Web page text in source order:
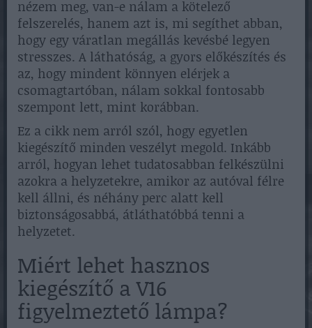
nézem meg, van-e nálam a kötelező
felszerelés, hanem azt is, mi segíthet abban,
hogy egy váratlan megállás kevésbé legyen
stresszes. A láthatóság, a gyors előkészítés és
az, hogy mindent könnyen elérjek a
csomagtartóban, nálam sokkal fontosabb
szempont lett, mint korábban.
Ez a cikk nem arról szól, hogy egyetlen
kiegészítő minden veszélyt megold. Inkább
arról, hogyan lehet tudatosabban felkészülni
azokra a helyzetekre, amikor az autóval félre
kell állni, és néhány perc alatt kell
biztonságosabbá, átláthatóbbá tenni a
helyzetet.
Miért lehet hasznos
kiegészítő a V16
figyelmeztető lámpa?